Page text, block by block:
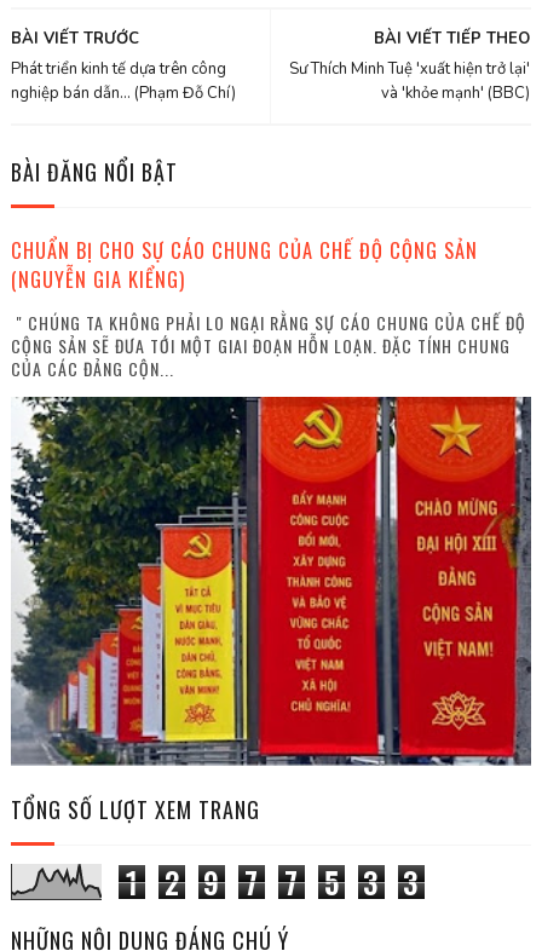
BÀI VIẾT TIẾP THEO
Sư Thích Minh Tuệ 'xuất hiện trở lại'
và 'khỏe mạnh' (BBC)
BÀI VIẾT TRƯỚC
Phát triển kinh tế dựa trên công
nghiệp bán dẫn... (Phạm Đỗ Chí)
BÀI ĐĂNG NỔI BẬT
CHUẨN BỊ CHO SỰ CÁO CHUNG CỦA CHẾ ĐỘ CỘNG SẢN
(NGUYỄN GIA KIỂNG)
" CHÚNG TA KHÔNG PHẢI LO NGẠI RẰNG SỰ CÁO CHUNG CỦA CHẾ ĐỘ
CỘNG SẢN SẼ ĐƯA TỚI MỘT GIAI ĐOẠN HỖN LOẠN. ĐẶC TÍNH CHUNG
CỦA CÁC ĐẢNG CỘN...
TỔNG SỐ LƯỢT XEM TRANG
1 2 9 7 7 5 3 3
NHỮNG NỘI DUNG ĐÁNG CHÚ Ý